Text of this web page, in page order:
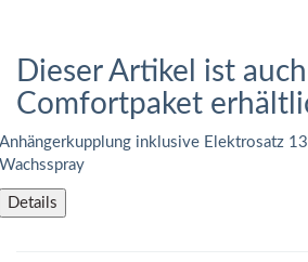
Dieser Artikel ist
Comfortpaket
Anhängerkupplung inklusive Elektrosatz
Wachsspray
Details